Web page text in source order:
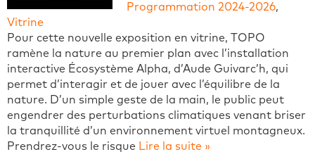
Programmation 2024-2026,
Vitrine
Pour cette nouvelle exposition en vitrine, TOPO
ramène la nature au premier plan avec l’installation
interactive Écosystème Alpha, d’Aude Guivarc’h, qui
permet d’interagir et de jouer avec l’équilibre de la
nature. D’un simple geste de la main, le public peut
engendrer des perturbations climatiques venant briser
la tranquillité d’un environnement virtuel montagneux.
Prendrez-vous le risque Lire la suite »